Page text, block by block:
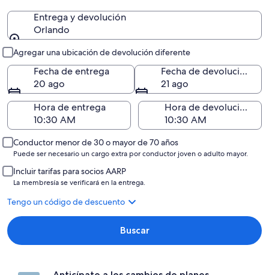
Entrega y devolución
Orlando
Agregar una ubicación de devolución diferente
Fecha de entrega
20 ago
Fecha de devolución
21 ago
Hora de entrega
Hora de devolución
Conductor menor de 30 o mayor de 70 años
Puede ser necesario un cargo extra por conductor joven o adulto mayor.
Incluir tarifas para socios AARP
La membresía se verificará en la entrega.
Tengo un código de descuento
Buscar